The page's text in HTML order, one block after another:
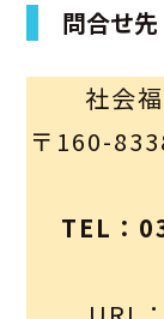
問合せ先
社会
〒160-
TEL：